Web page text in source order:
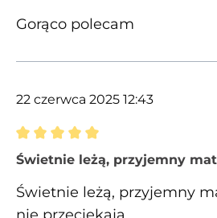
Gorąco polecam
22 czerwca 2025 12:43
Recenzja z oceną 5
Świetnie leżą, przyjemny
Świetnie leżą, przyjemny
nie przeciekają